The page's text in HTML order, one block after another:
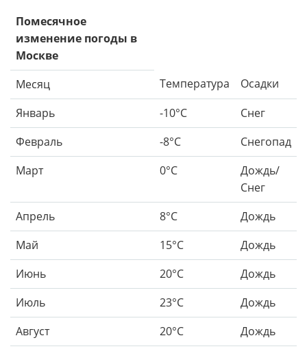
Помесячное
изменение погоды в
Москве
Месяц
Температура
Осадки
Январь
-10°C
Снег
Февраль
-8°C
Снегопад
Март
0°C
Дождь/
Снег
Апрель
8°C
Дождь
Май
15°C
Дождь
Июнь
20°C
Дождь
Июль
23°C
Дождь
Август
20°C
Дождь